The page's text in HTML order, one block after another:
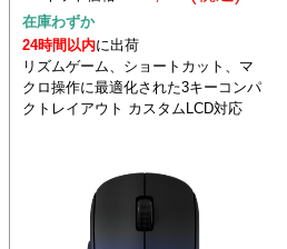
在庫わずか
24時間以内に出荷
リズムゲーム、ショートカット、マ
クロ操作に最適化された3キーコンパ
クトレイアウト カスタムLCD対応